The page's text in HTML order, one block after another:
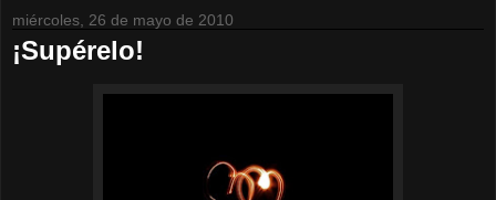
miércoles, 26 de mayo de 2010
¡Supérelo!